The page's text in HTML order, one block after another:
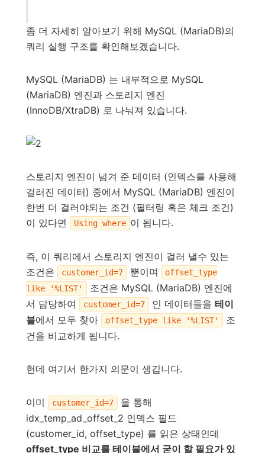
좀 더 자세히 알아보기 위해 MySQL (MariaDB)의
쿼리 실행 구조를 확인해보겠습니다.
MySQL (MariaDB) 는 내부적으로 MySQL
(MariaDB) 엔진과 스토리지 엔진
(InnoDB/XtraDB) 로 나눠져 있습니다.
스토리지 엔진이 넘겨 준 데이터 (인덱스를 사용해
걸러진 데이터) 중에서 MySQL (MariaDB) 엔진이
한번 더 걸러야되는 조건 (필터링 혹은 체크 조건)
이 있다면
Using where 이 됩니다.
즉, 이 쿼리에서 스토리지 엔진이 걸러 낼수 있는
조건은
customer_id=7 뿐이며
offset_type
like '%LIST'
조건은 MySQL (MariaDB) 엔진에
서 담당하여
customer_id=7 인 데이터들을 테이
블에서 모두 찾아 offset_type like '%LIST'
조
건을 비교하게 됩니다.
헌데 여기서 한가지 의문이 생깁니다.
이미 customer_id=7
을 통해
idx_temp_ad_offset_2 인덱스 필드
(customer_id, offset_type) 를 읽은 상태인데
offset_type 비교를 테이블에서 굳이 할 필요가 있